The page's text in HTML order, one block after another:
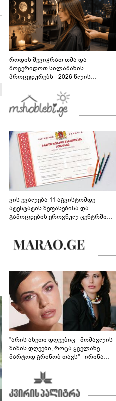
როდის შევიჭრათ თმა და
მოვერიდოთ სილამაზის
პროცედურებს - 2026 წლის
გზამკვლევი
ვის ევალება 11 აგვისტომდე
ატესტატის შეფასებისა და
გამოცდების ეროვნულ ცენტრში
"არის ასეთი დღეებიც - მომავლის
შიშის დღეები, როცა ყველაზე
მარტოდ გრძნობ თავს" - ირინა